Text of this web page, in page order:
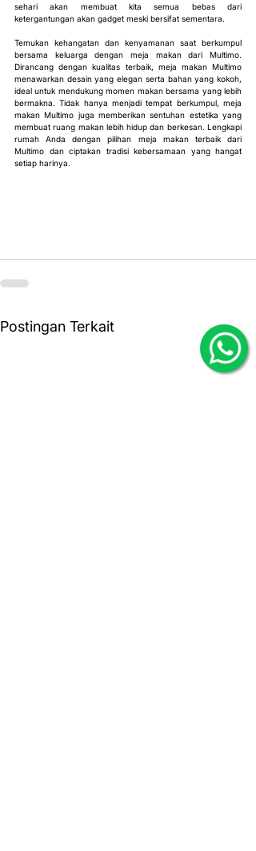
sehari akan membuat kita semua bebas dari
ketergantungan akan gadget meski bersifat sementara.
Temukan kehangatan dan kenyamanan saat berkumpul
bersama keluarga dengan meja makan dari Multimo.
Dirancang dengan kualitas terbaik, meja makan Multimo
menawarkan desain yang elegan serta bahan yang kokoh,
ideal untuk mendukung momen makan bersama yang lebih
bermakna. Tidak hanya menjadi tempat berkumpul, meja
makan Multimo juga memberikan sentuhan estetika yang
membuat ruang makan lebih hidup dan berkesan. Lengkapi
rumah Anda dengan pilihan meja makan terbaik dari
Multimo dan ciptakan tradisi kebersamaan yang hangat
setiap harinya.
Postingan Terkait